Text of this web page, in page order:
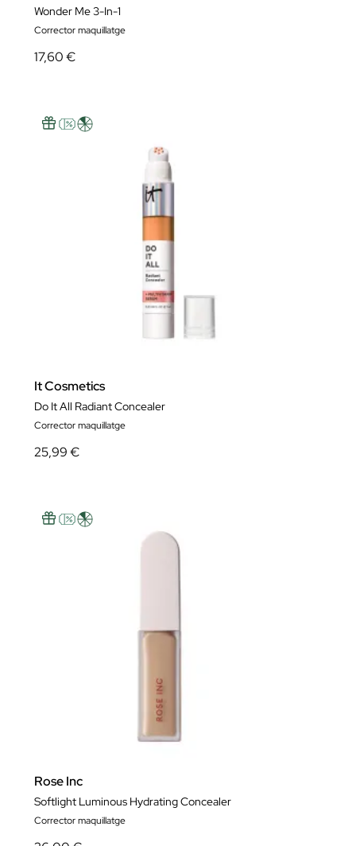
Wonder Me 3-In-1
Corrector maquillatge
17,60 €
It Cosmetics
Do It All Radiant Concealer
Corrector maquillatge
25,99 €
Rose Inc
Softlight Luminous Hydrating Concealer
Corrector maquillatge